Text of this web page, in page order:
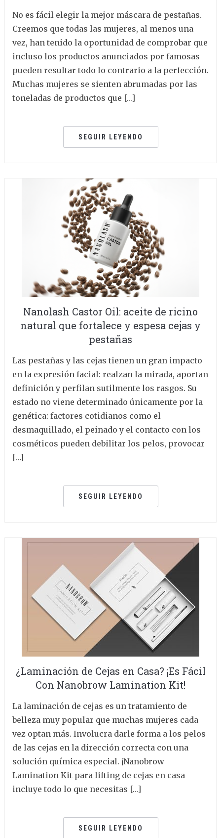
No es fácil elegir la mejor máscara de pestañas.
Creemos que todas las mujeres, al menos una
vez, han tenido la oportunidad de comprobar que
incluso los productos anunciados por famosas
pueden resultar todo lo contrario a la perfección.
Muchas mujeres se sienten abrumadas por las
toneladas de productos que […]
SEGUIR LEYENDO
Nanolash Castor Oil: aceite de ricino
natural que fortalece y espesa cejas y
pestañas
Las pestañas y las cejas tienen un gran impacto
en la expresión facial: realzan la mirada, aportan
definición y perfilan sutilmente los rasgos. Su
estado no viene determinado únicamente por la
genética: factores cotidianos como el
desmaquillado, el peinado y el contacto con los
cosméticos pueden debilitar los pelos, provocar
[…]
SEGUIR LEYENDO
¿Laminación de Cejas en Casa? ¡Es Fácil
Con Nanobrow Lamination Kit!
La laminación de cejas es un tratamiento de
belleza muy popular que muchas mujeres cada
vez optan más. Involucra darle forma a los pelos
de las cejas en la dirección correcta con una
solución química especial. ¡Nanobrow
Lamination Kit para lifting de cejas en casa
incluye todo lo que necesitas […]
SEGUIR LEYENDO